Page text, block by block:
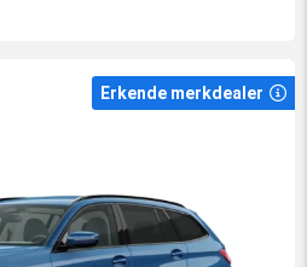
Erkende merkdealer